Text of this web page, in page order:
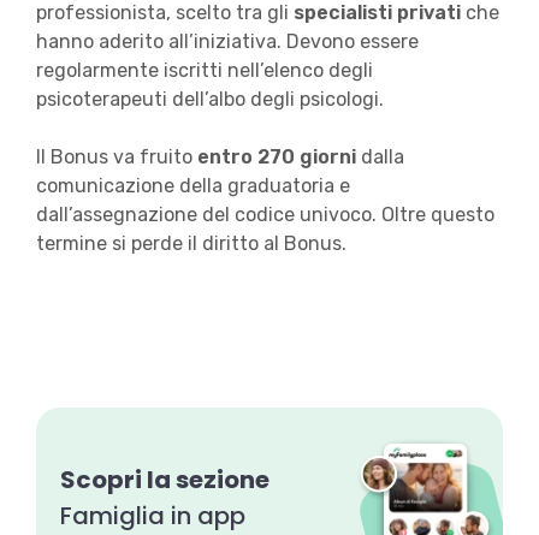
professionista, scelto tra gli specialisti privatiche
hanno aderito all’iniziativa. Devono essere
regolarmente iscritti nell’elenco degli
psicoterapeuti dell’albo degli psicologi.
Il Bonus va fruito entro 270 giornidalla
comunicazione della graduatoria e
dall’assegnazione del codice univoco. Oltre questo
termine si perde il diritto al Bonus.
Scopri la sezione
Famiglia in app